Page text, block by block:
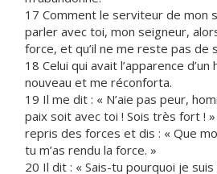
17 Comment le serviteur de mon
parler avec toi, mon seigneur,
force, et qu’il ne me reste pas de
18 Celui qui avait l’apparence
nouveau et me réconforta.
19 Il me dit : « N’aie pas peur,
paix soit avec toi ! Sois très fort ! »
repris des forces et dis : « Que
tu m’as rendu la force. »
20 Il dit : « Sais-tu pourquoi je